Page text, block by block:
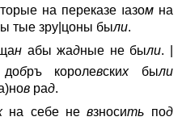
на переказе ıaзомна
тые зрy|цоны были.
н абы жадные не были. |
бръ королевскихбыли
в рад.
на себе невзносить под